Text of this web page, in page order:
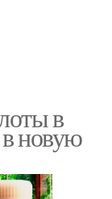
в
в новую